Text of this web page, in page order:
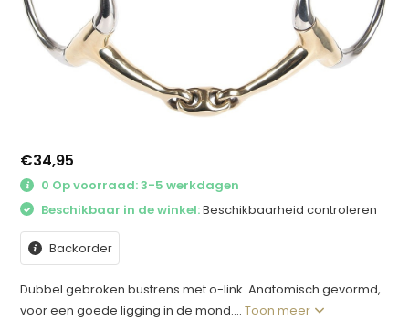
€34,95
0 Op voorraad: 3-5 werkdagen
Beschikbaar in de winkel:Beschikbaarheid controleren
Backorder
Dubbel gebroken bustrens met o-link. Anatomisch gevormd,
voor een goede ligging in de mond....Toon meer